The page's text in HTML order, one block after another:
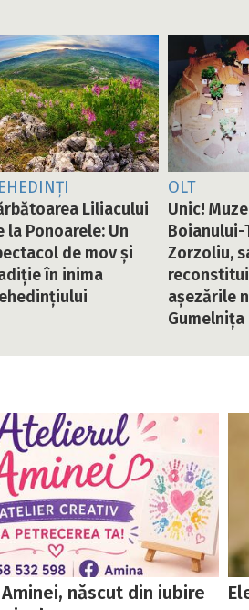
Liliacului
la Ponoarele: Un
de mov și
în inima
OLT
Unic!
Boianului-
Zorzoliu,
așezările
Gumelnița
născut din iubire